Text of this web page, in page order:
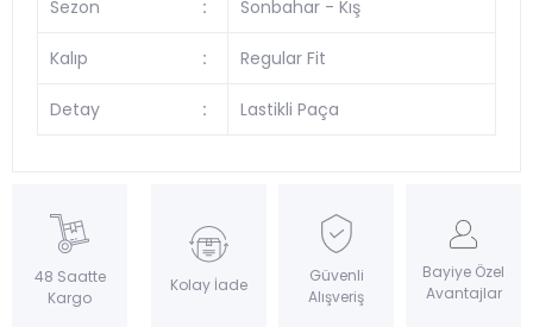
Sezon : Sonbahar - Kış
Kalıp : Regular Fit
Detay : Lastikli Paça
48 Saatte
Kargo
Kolay İade
Güvenli
Alışveriş
Bayiye Özel
Avantajlar